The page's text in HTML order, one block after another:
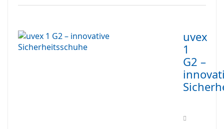
uvex
1
G2 –